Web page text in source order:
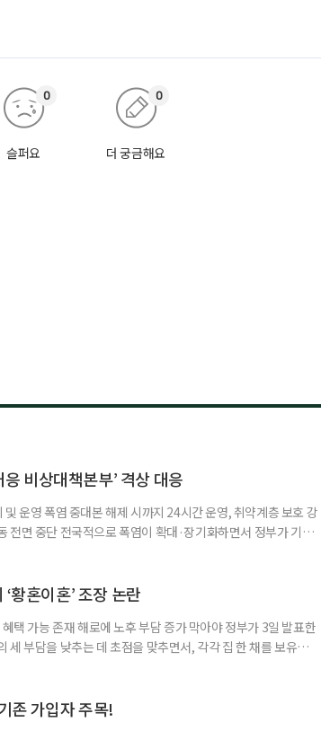
슬퍼요
0
더 궁금해요
0
비상대책본부’ 격상 대응
운영 폭염 중대본 해제 시까지 24시간 운영, 취약계층 보호 강
전면 중단 전국적으로 폭염이 확대·장기화하면서 정부가 기존
폭염이 전국적으로 확대되고 장기화한 데 따른 것이다. 기존에
황혼이혼’ 조장 논란
택 가능 존재 해로에 노후 부담 증가 막아야 정부가 3일 발표한
부담을 낮추는 데 초점을 맞추면서, 각각 집 한 채를 보유한
를 가진 것으로 보지만, 실제 이혼해 주거와 생계를 분
존 가입자 주목!